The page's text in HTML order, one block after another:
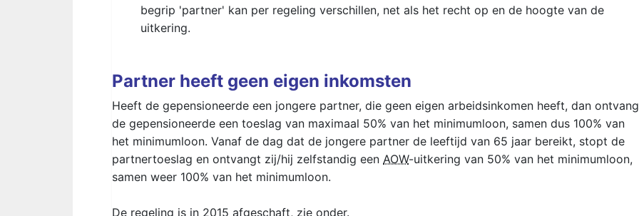
begrip 'partner' kan per regeling verschillen, net als het recht op en de hoogte van de
uitkering.
Partner heeft geen eigen inkomsten
Heeft de gepensioneerde een jongere partner, die geen eigen arbeidsinkomen heeft, dan
de gepensioneerde een toeslag van maximaal 50% van het minimumloon, samen dus 100% van
het minimumloon. Vanaf de dag dat de jongere partner de leeftijd van 65 jaar bereikt, stopt de
partnertoeslag en ontvangt zij/hij zelfstandig een AOW-uitkering van 50% van het minimumloon,
samen weer 100% van het minimumloon.
De regeling is in 2015 afgeschaft, zie onder.